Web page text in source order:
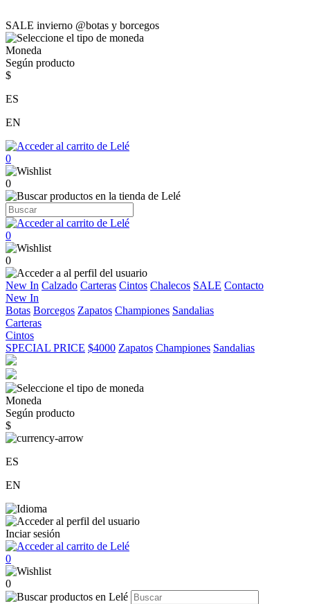
SALE invierno @botas y borcegos
Moneda
Según producto
$
ES
EN
0
0
0
0
New In Calzado Carteras Cintos Chalecos SALE Contacto
New In
Botas Borcegos Zapatos Championes Sandalias
Carteras
Cintos
SPECIAL PRICE $4000 Zapatos Championes Sandalias
Moneda
Según producto
$
ES
EN
Inciar sesión
0
0